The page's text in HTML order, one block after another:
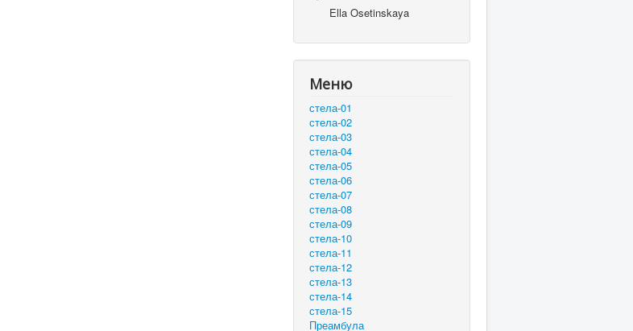
Ella Osetinskaya
Меню
стела-01
стела-02
стела-03
стела-04
стела-05
стела-06
стела-07
стела-08
стела-09
стела-10
стела-11
стела-12
стела-13
стела-14
стела-15
Преамбула